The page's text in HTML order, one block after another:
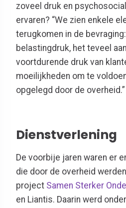
zoveel druk en
ervaren? “We zien enkele
terugkomen in de
belastingdruk, het teveel
voortdurende druk van
moeilijkheden om te
opgelegd door de overheid.”
Dienstverlening
De voorbije jaren waren er
die door de overheid
project Samen Sterker
en Liantis. Daarin werd